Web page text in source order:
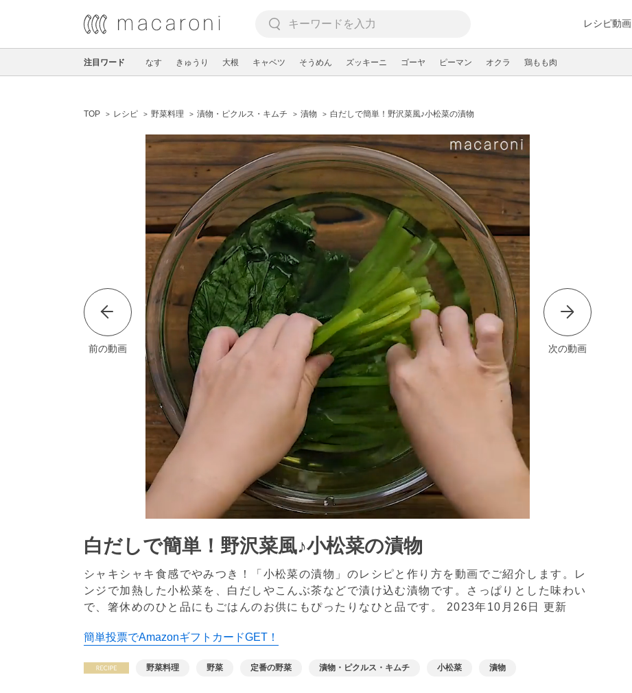
レシピ動画
注目ワード なす きゅうり 大根 キャベツ そうめん ズッキーニ ゴーヤ ピーマン オクラ 鶏もも肉
TOP レシピ 野菜料理 漬物・ピクルス・キムチ 漬物 白だしで簡単！野沢菜風♪小松菜の漬物
前の動画 次の動画
白だしで簡単！野沢菜風♪小松菜の漬物
シャキシャキ食感でやみつき！「小松菜の漬物」のレシピと作り方を動画でご紹介します。レ
ンジで加熱した小松菜を、白だしやこんぶ茶などで漬け込む漬物です。さっぱりとした味わい
で、箸休めのひと品にもごはんのお供にもぴったりなひと品です。 2023年10月26日 更新
簡単投票でAmazonギフトカードGET！
野菜料理 野菜 定番の野菜 漬物・ピクルス・キムチ 小松菜 漬物